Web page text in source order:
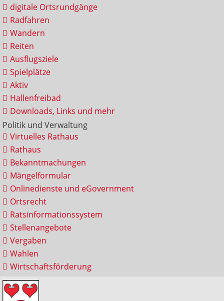
digitale Ortsrundgänge
Radfahren
Wandern
Reiten
Ausflugsziele
Spielplätze
Aktiv
Hallenfreibad
Downloads, Links und mehr
Politik und Verwaltung
Virtuelles Rathaus
Rathaus
Bekanntmachungen
Mängelformular
Onlinedienste und eGovernment
Ortsrecht
Ratsinformationssystem
Stellenangebote
Vergaben
Wahlen
Wirtschaftsförderung